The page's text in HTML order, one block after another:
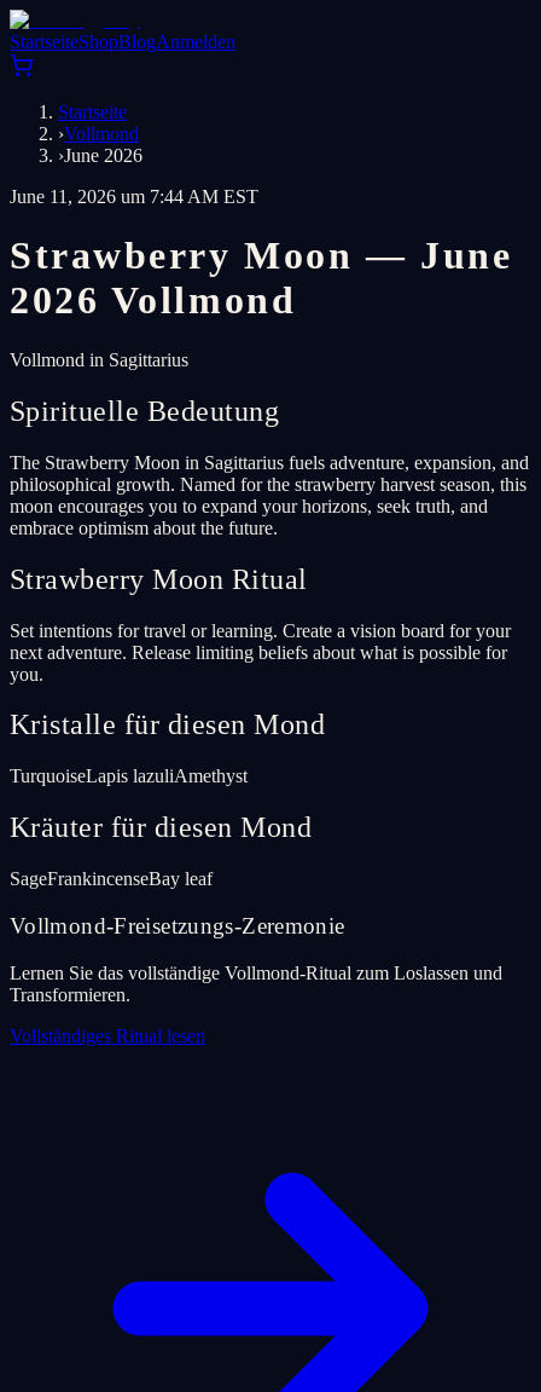
StartseiteShopBlogAnmelden
Startseite
›Vollmond
›June 2026
June 11, 2026 um 7:44 AM EST
Strawberry Moon — June
2026 Vollmond
Vollmond in Sagittarius
Spirituelle Bedeutung
The Strawberry Moon in Sagittarius fuels adventure, expansion, and
philosophical growth. Named for the strawberry harvest season, this
moon encourages you to expand your horizons, seek truth, and
embrace optimism about the future.
Strawberry Moon Ritual
Set intentions for travel or learning. Create a vision board for your
next adventure. Release limiting beliefs about what is possible for
you.
Kristalle für diesen Mond
TurquoiseLapis lazuliAmethyst
Kräuter für diesen Mond
SageFrankincenseBay leaf
Vollmond-Freisetzungs-Zeremonie
Lernen Sie das vollständige Vollmond-Ritual zum Loslassen und
Transformieren.
Vollständiges Ritual lesen